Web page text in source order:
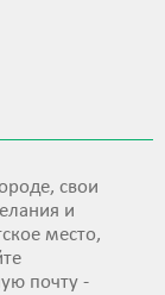
свои
и
место,
почту -